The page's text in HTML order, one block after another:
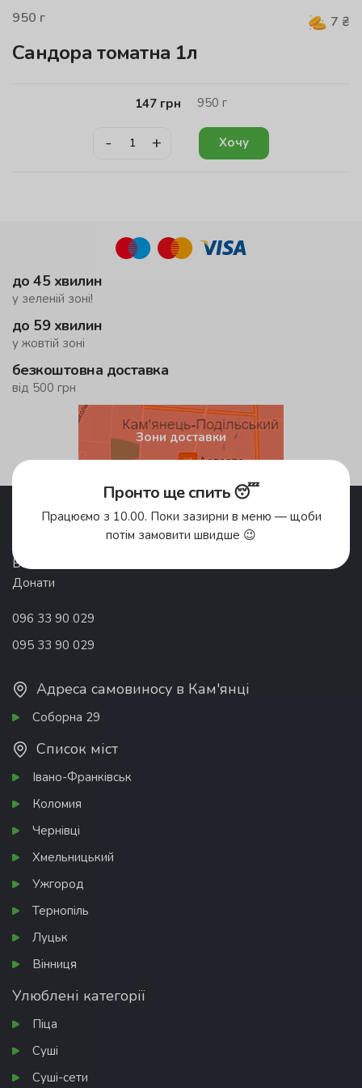
950 г 7 ₴
Сандора томатна 1л
147 грн 950 г
- + Хочу
до 45 хвилин
у зеленій зоні!
до 59 хвилин
у жовтій зоні
безкоштовна доставка
від 500 грн
Зони доставки
Доставка їжі
Відгуки
Франшиза
Вакансії
Донати
096 33 90 029
095 33 90 029
Адреса самовиносу в Кам'янці
Соборна 29
Список міст
Івано-Франківськ
Коломия
Чернівці
Хмельницький
Ужгород
Тернопіль
Луцьк
Вінниця
Улюблені категорії
Піца
Суші
Суші-сети
Пронто ще спить 😴
Працюємо з 10.00. Поки зазирни в меню — щоби
потім замовити швидше 😉